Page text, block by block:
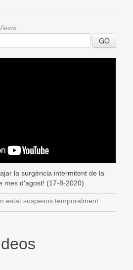
GO
la surgència intermitent de la
mes d'agost! (17-8-2020)
estat suspesos temporalment.